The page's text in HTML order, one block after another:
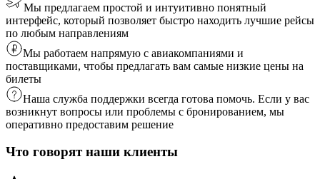
Мы предлагаем простой и интуитивно понятный
интерфейс, который позволяет быстро находить лучшие рейсы
по любым направлениям
Мы работаем напрямую с авиакомпаниями и
поставщиками, чтобы предлагать вам самые низкие цены на
билеты
Наша служба поддержки всегда готова помочь. Если у вас
возникнут вопросы или проблемы с бронированием, мы
оперативно предоставим решение
Что говорят наши клиенты